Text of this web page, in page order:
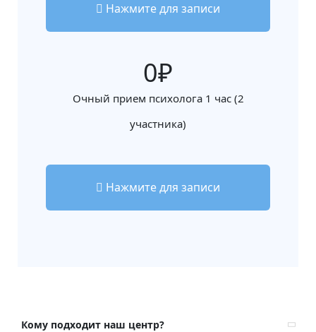
Нажмите для записи
0
Очный прием психолога 1 час (2
участника)
Нажмите для записи
Кому подходит наш центр?